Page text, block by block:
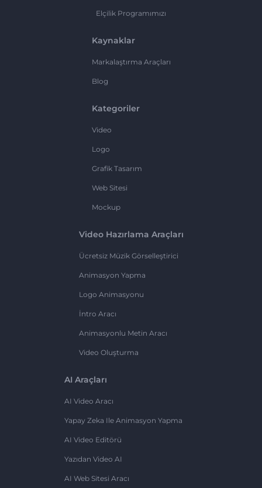
Elçilik Programımızı
Kaynaklar
Markalaştırma Araçları
Blog
Kategoriler
Video
Logo
Grafik Tasarım
Web Sitesi
Mockup
Video Hazırlama Araçları
Ücretsiz Müzik Görselleştirici
Animasyon Yapma
Logo Animasyonu
İntro Aracı
Animasyonlu Metin Aracı
Video Oluşturma
AI Araçları
AI Video Aracı
Yapay Zeka Ile Animasyon Yapma
AI Video Editörü
Yazıdan Video AI
AI Web Sitesi Aracı